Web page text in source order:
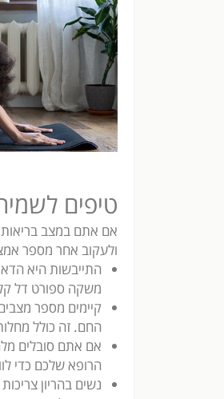
טיפים
אם אתם במצב
ולעקוב אחר מספר
התייבשות היא
משקה ספורט דל
קיימים מספר
החם. זה כולל
אם אתם סובלים
הרופא שלכם כדי
נשים בהריון